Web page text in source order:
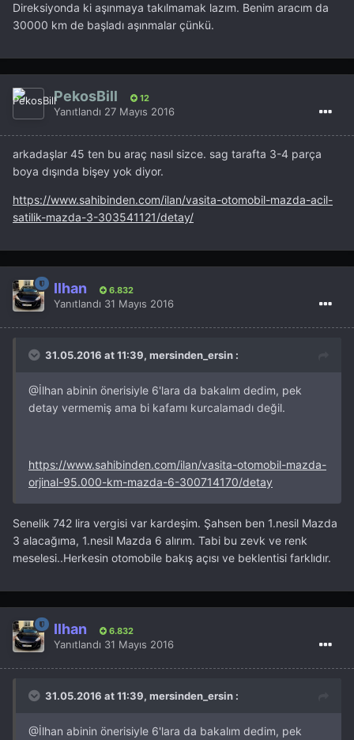
Direksiyonda ki aşınmaya takılmamak lazım. Benim aracım da
30000 km de başladı aşınmalar çünkü.
PekosBill 12
Yanıtlandı 27 Mayıs 2016
arkadaşlar 45 ten bu araç nasıl sizce. sag tarafta 3-4 parça
boya dışında bişey yok diyor.
https://www.sahibinden.com/ilan/vasita-otomobil-mazda-acil-
satilik-mazda-3-303541121/detay/
İlhan 6.832
Yanıtlandı 31 Mayıs 2016
31.05.2016 at 11:39, mersinden_ersin :
@İlhan abinin önerisiyle 6'lara da bakalım dedim, pek
detay vermemiş ama bi kafamı kurcalamadı değil.
https://www.sahibinden.com/ilan/vasita-otomobil-mazda-
orjinal-95.000-km-mazda-6-300714170/detay
Senelik 742 lira vergisi var kardeşim. Şahsen ben 1.nesil Mazda
3 alacağıma, 1.nesil Mazda 6 alırım. Tabi bu zevk ve renk
meselesi..Herkesin otomobile bakış açısı ve beklentisi farklıdır.
İlhan 6.832
Yanıtlandı 31 Mayıs 2016
31.05.2016 at 11:39, mersinden_ersin :
@İlhan abinin önerisiyle 6'lara da bakalım dedim, pek